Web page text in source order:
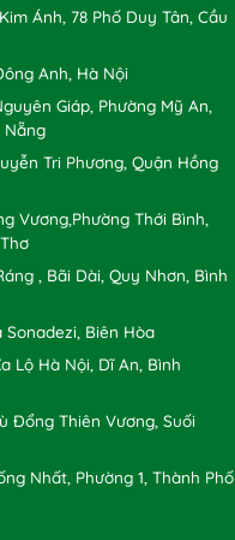
Ánh, 78 Phố Duy Tân, Cầu
Anh, Hà Nội
Giáp, Phường Mỹ An,
Nẵng
Tri Phương, Quận Hồng
Vương,Phường Thới Bình,
, Bãi Dài, Quy Nhơn, Bình
Biên Hòa
Lộ Hà Nội, Dĩ An, Bình
Đổng Thiên Vương, Suối
Nhất, Phường 1, Thành Phố